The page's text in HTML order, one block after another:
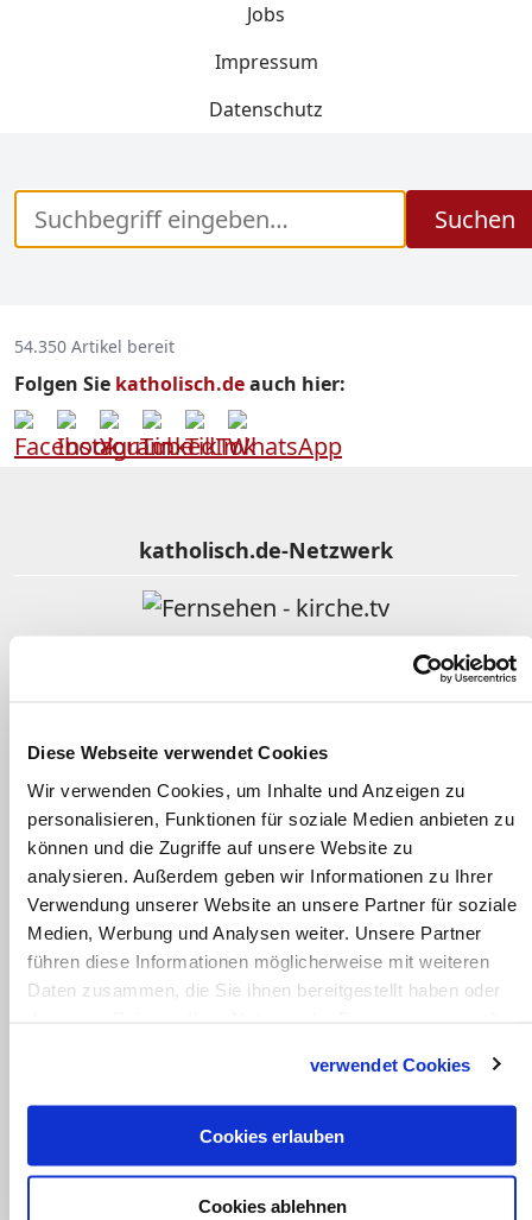
Diese Webseite verwendet Cookies
Wir verwenden Cookies, um Inhalte und Anzeigen zu
personalisieren, Funktionen für soziale Medien anbieten zu
können und die Zugriffe auf unsere Website zu
analysieren. Außerdem geben wir Informationen zu Ihrer
Verwendung unserer Website an unsere Partner für soziale
Medien, Werbung und Analysen weiter. Unsere Partner
führen diese Informationen möglicherweise mit weiteren
Daten zusammen, die Sie ihnen bereitgestellt haben oder
verwendet Cookies
Cookies erlauben
Cookies ablehnen
Jobs
Impressum
Datenschutz
Suchen
54.350 Artikel bereit
Folgen Sie katholisch.deauch hier:
katholisch.de-Netzwerk
Gotteslob Online
Kindergottesdienst katholisch
Clearingstelle Medienkompetenz
Weltkirche